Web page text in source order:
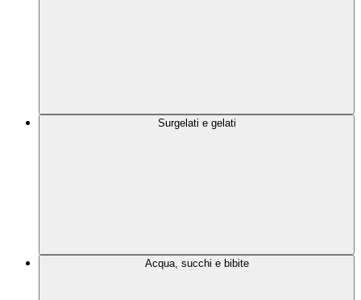
Surgelati e gelati
Acqua, succhi e bibite